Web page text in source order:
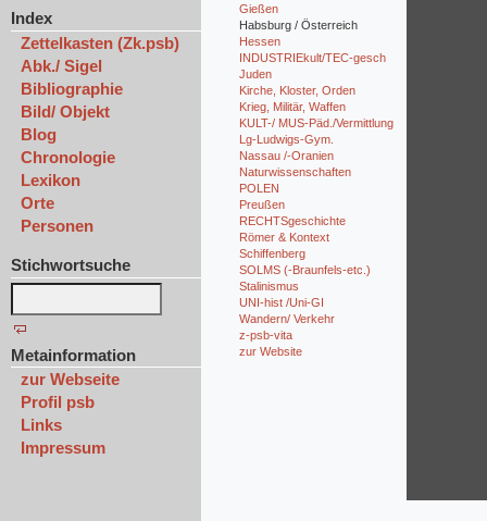
Index
Zettelkasten (Zk.psb)
Abk./ Sigel
Bibliographie
Bild/ Objekt
Blog
Chronologie
Lexikon
Orte
Personen
Stichwortsuche
Metainformation
zur Webseite
Profil psb
Links
Impressum
Gießen
Habsburg / Österreich
Hessen
INDUSTRIEkult/TEC-gesch
Juden
Kirche, Kloster, Orden
Krieg, Militär, Waffen
KULT-/ MUS-Päd./Vermittlung
Lg-Ludwigs-Gym.
Nassau /-Oranien
Naturwissenschaften
POLEN
Preußen
RECHTSgeschichte
Römer & Kontext
Schiffenberg
SOLMS (-Braunfels-etc.)
Stalinismus
UNI-hist /Uni-GI
Wandern/ Verkehr
z-psb-vita
zur Website